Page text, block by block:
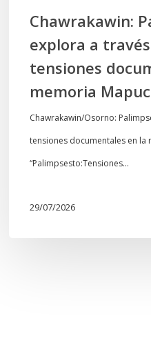
memoria
Mapuche
Chawrakawin:
explora a
tensiones
memoria
Chawrakawin/Osorno:
tensiones documentales en la
“Palimpsesto:Tensiones…
29/07/2026